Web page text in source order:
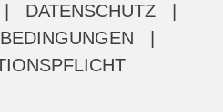
DATENSCHUTZ